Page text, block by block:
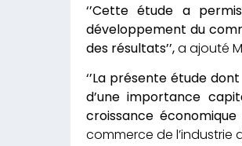
‘’Cette étude a
développement du
des résultats’’,a ajouté M.
‘’La présente étude
d’une importance
croissance
commerce de